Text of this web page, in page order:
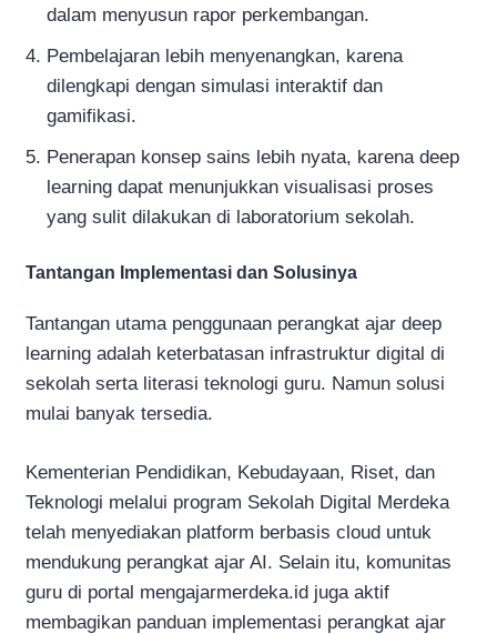
dalam menyusun rapor perkembangan.
Pembelajaran lebih menyenangkan, karena
dilengkapi dengan simulasi interaktif dan
gamifikasi.
Penerapan konsep sains lebih nyata, karena deep
learning dapat menunjukkan visualisasi proses
yang sulit dilakukan di laboratorium sekolah.
Tantangan Implementasi dan Solusinya
Tantangan utama penggunaan perangkat ajar deep
learning adalah keterbatasan infrastruktur digital di
sekolah serta literasi teknologi guru. Namun solusi
mulai banyak tersedia.
Kementerian Pendidikan, Kebudayaan, Riset, dan
Teknologi melalui program Sekolah Digital Merdeka
telah menyediakan platform berbasis cloud untuk
mendukung perangkat ajar AI. Selain itu, komunitas
guru di portal mengajarmerdeka.id juga aktif
membagikan panduan implementasi perangkat ajar